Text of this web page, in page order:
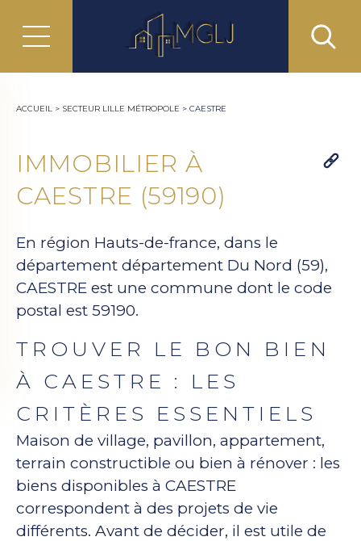
ACCUEIL > SECTEUR LILLE MÉTROPOLE > CAESTRE
IMMOBILIER À
CAESTRE (59190)
En région Hauts-de-france, dans le
département département Du Nord (59),
CAESTRE est une commune dont le code
postal est 59190.
TROUVER LE BON BIEN
À CAESTRE : LES
CRITÈRES ESSENTIELS
Maison de village, pavillon, appartement,
terrain constructible ou bien à rénover : les
biens disponibles à CAESTRE
correspondent à des projets de vie
différents. Avant de décider, il est utile de